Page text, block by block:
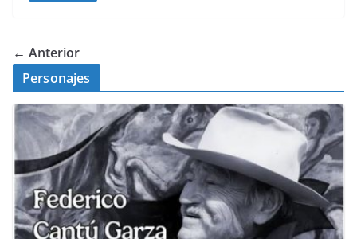
← Anterior
Personajes